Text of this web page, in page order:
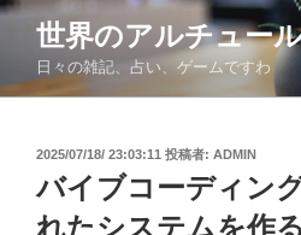
コ
ン
世界のアルチュー
日々の雑記、占い、ゲームですわ
投
日:
2025/07/18/ 23:03:11 投稿者: ADMIN
バイブコーディン
れたシステムを作